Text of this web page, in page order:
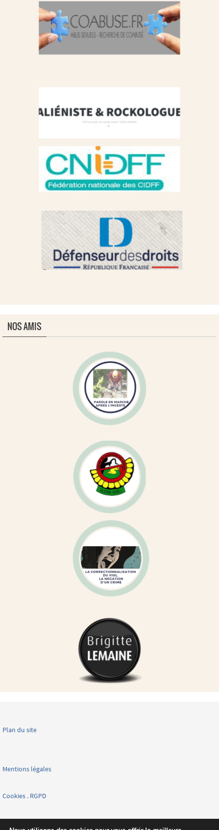
NOS AMIS
Plan du site
Mentions légales
Cookies . RGPD